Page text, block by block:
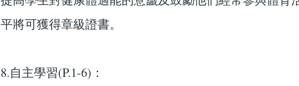
平將可獲得章級證書。
8.自主學習(P.1-6)：